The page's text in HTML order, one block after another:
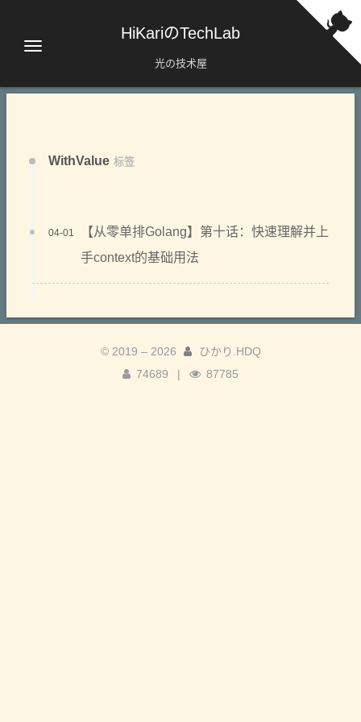
HiKariのTechLab
光の技术屋
WithValue 标签
【从零单排Golang】第十话：快速理解并上
手context的基础用法
04-01
© 2019 – 2026
ひかり.HDQ
74689
| 87785